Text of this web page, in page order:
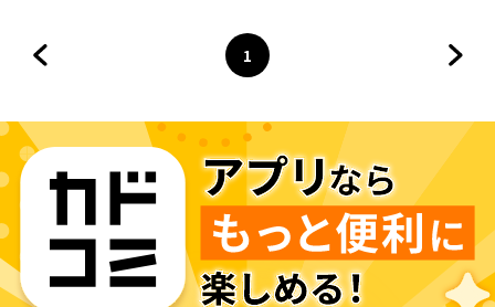
ページ
1
へ